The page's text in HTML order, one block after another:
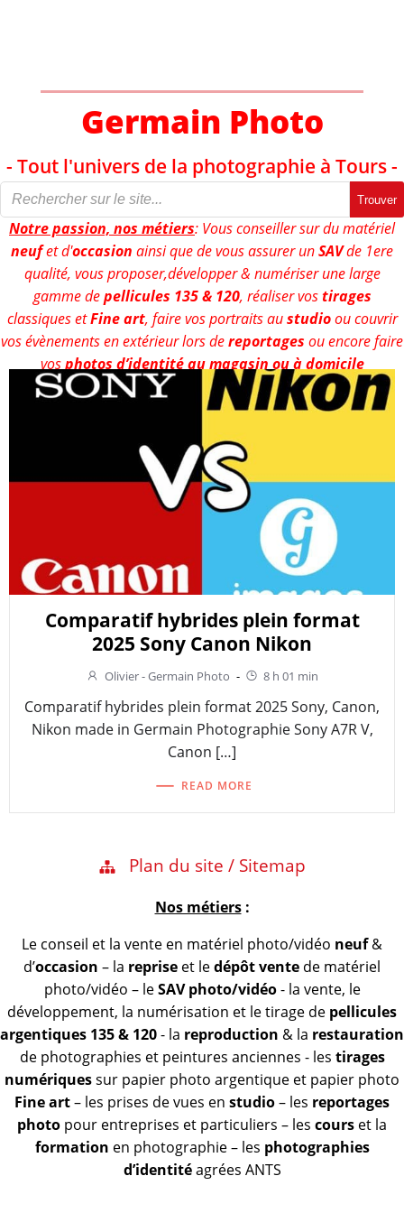
Germain Photo
- Tout l'univers de la photographie à Tours -
Trouver
Notre passion, nos métiers: Vous conseiller sur du matériel
neufet d'occasion ainsi que de vous assurer unSAVde 1ere
qualité, vous proposer,développer & numériser une large
gamme depellicules 135 & 120, réaliser vostirages
classiques etFine art, faire vos portraits austudioou couvrir
vos évènements en extérieur lors dereportages ou encore faire
vosphotos d’identité au magasin ou à domicile
Comparatif hybrides plein format
2025 Sony Canon Nikon
Olivier - Germain Photo - 8 h 01 min
Comparatif hybrides plein format 2025 Sony, Canon,
Nikon made in Germain Photographie Sony A7R V,
Canon […]
READ MORE
Plan du site / Sitemap
Nos métiers:
Le conseil et la vente en matériel photo/vidéo neuf&
d’occasion – la reprise et ledépôt vente de matériel
photo/vidéo – leSAV photo/vidéo- la vente, le
développement, la numérisation et le tirage de pellicules
argentiques 135 & 120- la reproduction & la restauration
de photographies et peintures anciennes - les tirages
numériquessur papier photo argentique et papier photo
Fine art– les prises de vues en studio– les reportages
photo pour entreprises et particuliers – les cours et la
formation en photographie – les photographies
d’identitéagrées ANTS